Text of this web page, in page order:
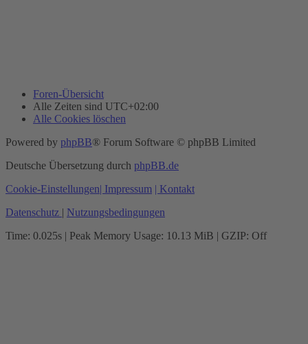
Foren-Übersicht
Alle Zeiten sind UTC+02:00
Alle Cookies löschen
Powered by phpBB® Forum Software © phpBB Limited
Deutsche Übersetzung durch phpBB.de
Cookie-Einstellungen| Impressum | Kontakt
Datenschutz | Nutzungsbedingungen
Time: 0.025s | Peak Memory Usage: 10.13 MiB | GZIP: Off